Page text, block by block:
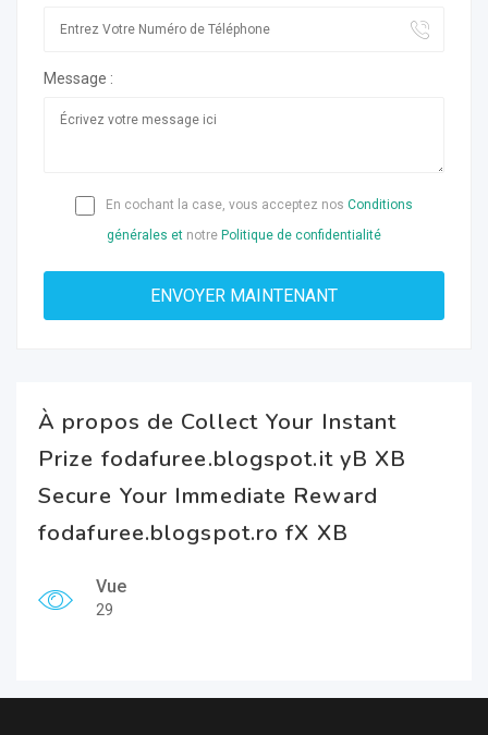
Message :
En cochant la case, vous acceptez nos Conditions
générales et notre Politique de confidentialité
À propos de Collect Your Instant
Prize fodafuree.blogspot.it yB XB
Secure Your Immediate Reward
fodafuree.blogspot.ro fX XB
Vue
29